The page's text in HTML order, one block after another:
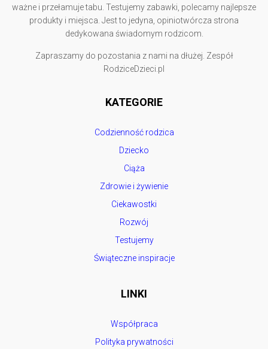
ważne i przełamuje tabu. Testujemy zabawki, polecamy najlepsze
produkty i miejsca. Jest to jedyna, opiniotwórcza strona
dedykowana świadomym rodzicom.
Zapraszamy do pozostania z nami na dłużej. Zespół
RodziceDzieci.pl
KATEGORIE
Codzienność rodzica
Dziecko
Ciąża
Zdrowie i żywienie
Ciekawostki
Rozwój
Testujemy
Świąteczne inspiracje
LINKI
Współpraca
Polityka prywatności